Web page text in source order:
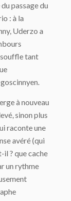
passage du
: à la
Uderzo a
tant
à nouveau
sinon plus
raconte une
avéré (qui
il ? que cache
un rythme